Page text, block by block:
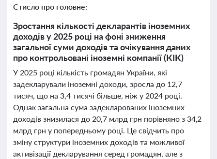
Стисло про головне:
Зростання кількості декларантів іноземних
доходів у 2025 році на фоні зниження
загальної суми доходів та очікування даних
про контрольовані іноземні компанії (КІК)
У 2025 році кількість громадян України, які
задекларували іноземні доходи, зросла до 12,7
тисяч, що на 3,4 тисячі більше, ніж у 2024 році.
Однак загальна сума задекларованих іноземних
доходів знизилася до 20,7 млрд грн порівняно з 34,2
млрд грн у попередньому році. Це свідчить про
зміну структури іноземних доходів та можливої
активізації декларування серед громадян, але з